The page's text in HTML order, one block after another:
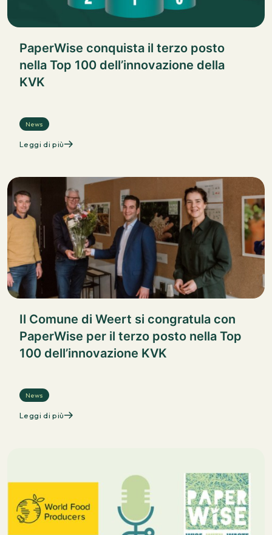
PaperWise conquista il terzo posto
nella Top 100 dell’innovazione della
KVK
News
Leggi di più
Il Comune di Weert si congratula con
PaperWise per il terzo posto nella Top
100 dell’innovazione KVK
News
Leggi di più